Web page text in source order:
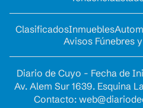
ClasificadosInmuebles
Avisos Fúnebres
Diario de Cuyo - Fecha de
Av. Alem Sur 1639. Esquina
Contacto: